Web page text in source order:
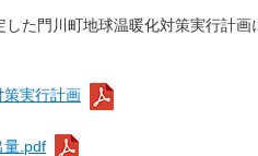
た門川町地球温暖化対策実行計画
策実行計画
.pdf